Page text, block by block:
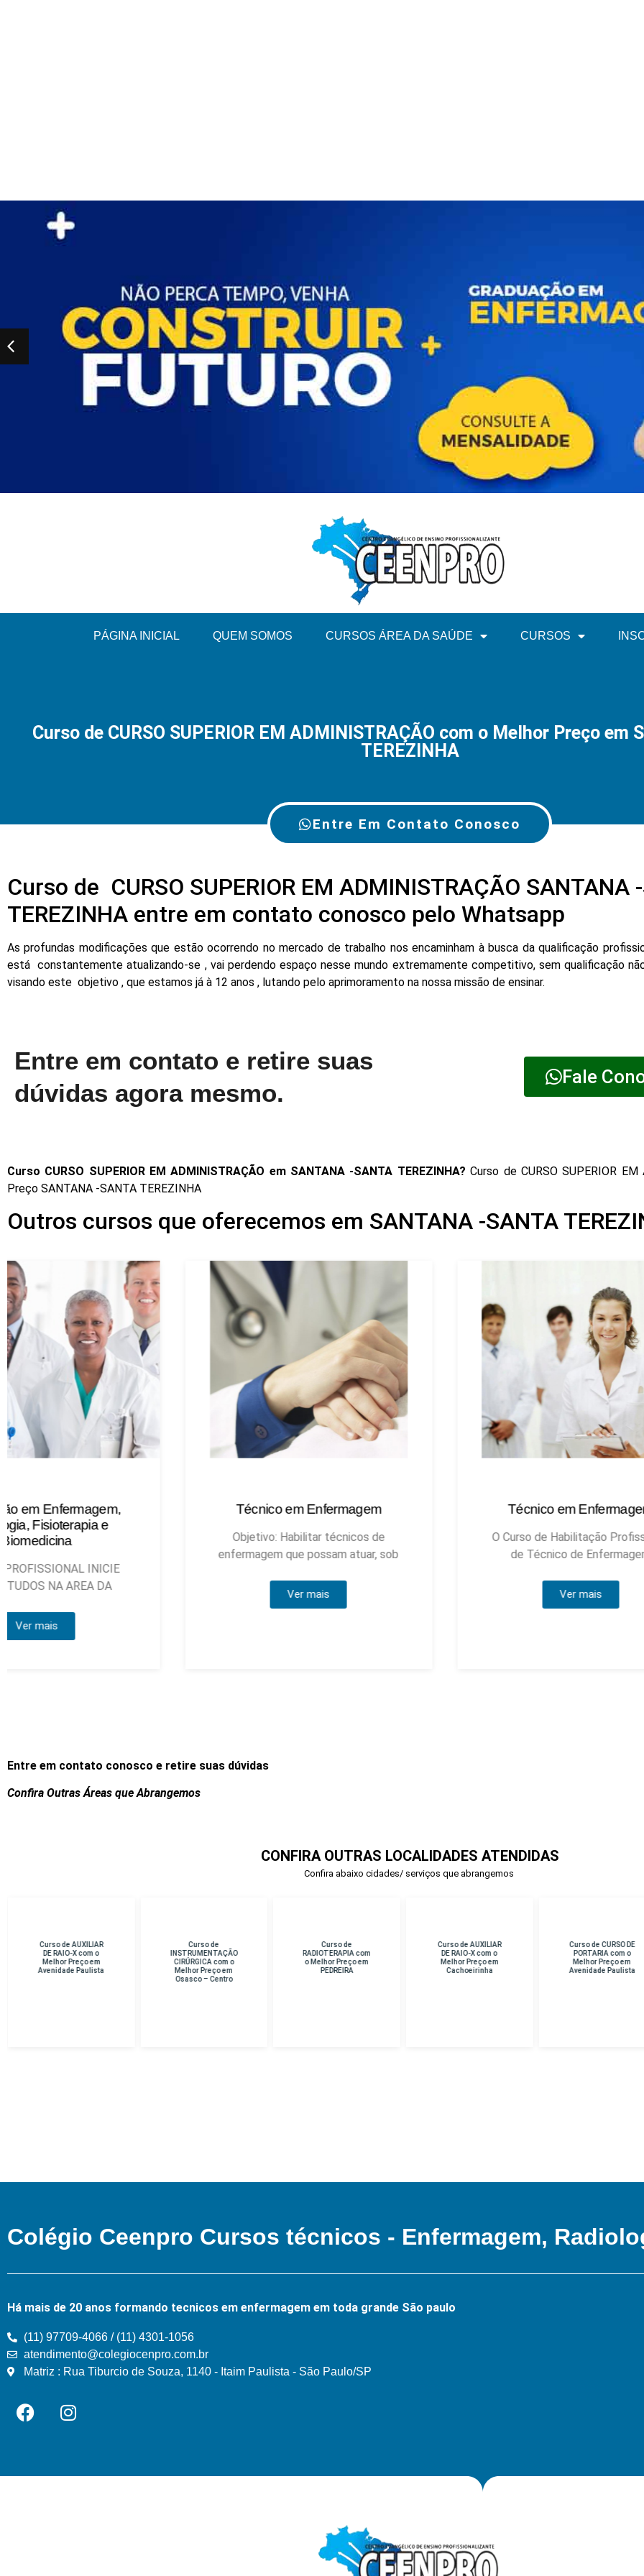
PÁGINA INICIAL QUEM SOMOS CURSOS ÁREA DA SAÚDE CURSOS
Curso de CURSO SUPERIOR EM ADMINISTRAÇÃO com o Melhor Preço em
TEREZINHA
Entre Em Contato Conosco
Curso de CURSO SUPERIOR EM ADMINISTRAÇÃO SANTANA
TEREZINHA entre em contato conosco pelo Whatsapp
As profundas modificações que estão ocorrendo no mercado de trabalho nos encaminham à busca da qualificação
está constantemente atualizando-se , vai perdendo espaço nesse mundo extremamente competitivo, sem qualificação
visando este objetivo , que estamos já à 12 anos , lutando pelo aprimoramento na nossa missão de ensinar.
Entre em contato e retire suas
dúvidas agora mesmo.
Fale
Curso CURSO SUPERIOR EM ADMINISTRAÇÃO em SANTANA -SANTA TEREZINHA?Curso de CURSO SUPERIOR
Preço SANTANA -SANTA TEREZINHA
Outros cursos que oferecemos em SANTANA -SANTA
Técnico em Enfermagem
Objetivo: Habilitar técnicos de
enfermagem que possam atuar, sob
Técnico em Enfermagem
O Curso de Habilitação Profissional
de Técnico de Enfermagem
Entre em contato conosco e retire suas dúvidas
Confira Outras Áreas que Abrangemos
CONFIRA OUTRAS LOCALIDADES ATENDIDAS
Confira abaixo cidades/ serviços que abrangemos
Curso de
INSTRUMENTAÇÃO
CIRÚRGICA com o
Melhor Preço em
Curso de
RADIOTERAPIA com
o Melhor Preço em
PEDREIRA
Curso de AUXILIAR
DE RAIO-X com o
Melhor Preço em
Cachoeirinha
Curso de CURSO DE
PORTARIA com o
Melhor Preço em
Avenidade Paulista
Curso de PERICIA
CRIMINAL com o
Melhor Preço em
Unidade Hospital
Colégio Ceenpro Cursos técnicos - Enfermagem,
Há mais de 20 anos formando tecnicos em enfermagem em toda grande São paulo
(11) 97709-4066 / (11) 4301-1056
atendimento@colegiocenpro.com.br
Matriz : Rua Tiburcio de Souza, 1140 - Itaim Paulista - São Paulo/SP